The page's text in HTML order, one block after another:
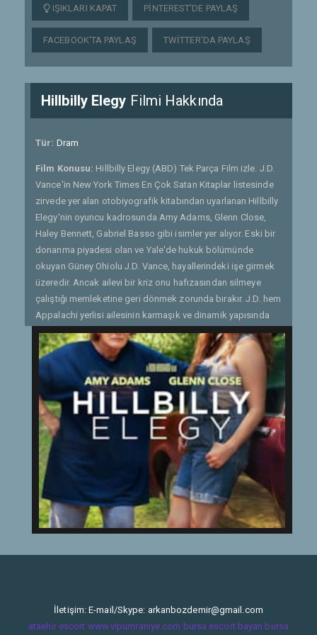
IŞIKLARI KAPAT PINTEREST'DE PAYLAŞ
FACEBOOK'TA PAYLAŞ TWITTER'DA PAYLAŞ
Hillbilly Elegy Filmi Hakkında
Tür: Dram
Film Konusu: Hillbilly Elegy (ABD) Tek Parça Film izle. J.D.
Vance'in New York Times En Çok Satan Kitaplar listesinde
zirvede yer alan otobiyografik kitabından uyarlanan Hillbilly
Elegy'nin oyuncu kadrosunda Amy Adams, Glenn Close,
Haley Bennett, Gabriel Basso gibi isimler yer alıyor. Eski bir
donanma piyadesi olan ve Yale'de hukuk bölümünde
okuyan Güney Ohiolu J.D. Vance, hayallerindeki işe girmek
üzeredir. Ancak ailevi bir kriz onu hafızasından silmeye
çalıştığı memleketine geri dönmek zorunda bırakır. J.D. hem
Appalachi yerlisi ailesinin karmaşık ve dinamik yapısında
hem de madde bağımlılığıyla mücadele eden annesi Bev ile
arasındaki istikrarsız ilişkide yolunu bulmak zorundadır.
Onu yetiştiren güçlü ve zeki büyükannesi Mamaw'ın
anılarından güç alan J.D. çıktığı bu kişisel yolculukta
ailesinin onun üzerinde bıraktığı kalıcı izi kabullenmeyi
öğrenir.
Etiketler: ABD
İletişim: E-mail/Skype: arkanbozdemir@gmail.com
ataehir escort www.vipumraniye.com bursa escort bayan bursa